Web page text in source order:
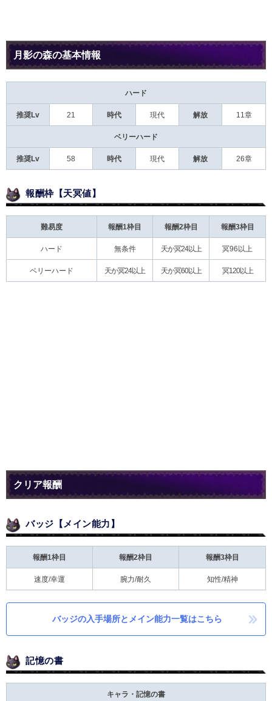
月影の森の基本情報
ハード
推奨Lv 21 時代 現代 解放 11章
ベリーハード
推奨Lv 58 時代 現代 解放 26章
報酬枠【天冥値】
難易度 報酬1枠目 報酬2枠目 報酬3枠目
ハード 無条件 天か冥24以上 冥96以上
ベリーハード 天か冥24以上 天か冥60以上 冥120以上
クリア報酬
バッジ【メイン能力】
報酬1枠目 報酬2枠目 報酬3枠目
速度/幸運 腕力/耐久 知性/精神
バッジの入手場所とメイン能力一覧はこちら
記憶の書
キャラ・記憶の書